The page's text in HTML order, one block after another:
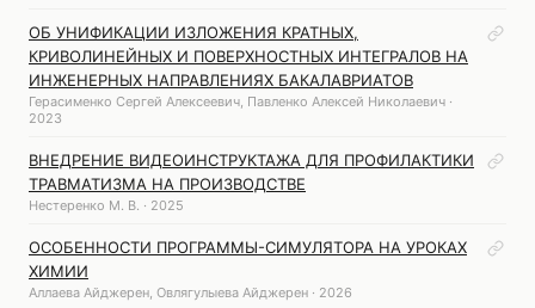
ОБ УНИФИКАЦИИ ИЗЛОЖЕНИЯ КРАТНЫХ,
КРИВОЛИНЕЙНЫХ И ПОВЕРХНОСТНЫХ ИНТЕГРАЛОВ НА
ИНЖЕНЕРНЫХ НАПРАВЛЕНИЯХ БАКАЛАВРИАТОВ
Герасименко Сергей Алексеевич, Павленко Алексей Николаевич ·
2023
ВНЕДРЕНИЕ ВИДЕОИНСТРУКТАЖА ДЛЯ ПРОФИЛАКТИКИ
ТРАВМАТИЗМА НА ПРОИЗВОДСТВЕ
Нестеренко М. В. · 2025
ОСОБЕННОСТИ ПРОГРАММЫ-СИМУЛЯТОРА НА УРОКАХ
ХИМИИ
Аллаева Айджерен, Овлягулыева Айджерен · 2026